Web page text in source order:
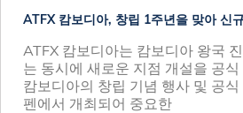
ATFX 캄보디아, 창립 1주년을 맞아 신
ATFX 캄보디아는 캄보디아 왕국
는 동시에 새로운 지점 개설을 공
캄보디아의 창립 기념 행사 및 공
펜에서 개최되어 중요한